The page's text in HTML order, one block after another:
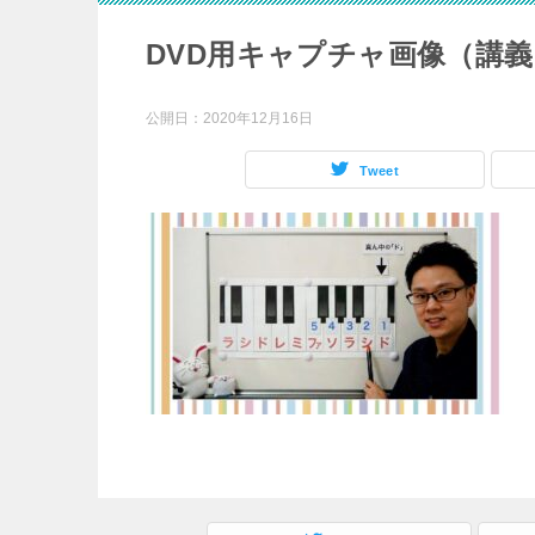
DVD用キャプチャ画像（講義
公開日： 2020年12月16日
Tweet